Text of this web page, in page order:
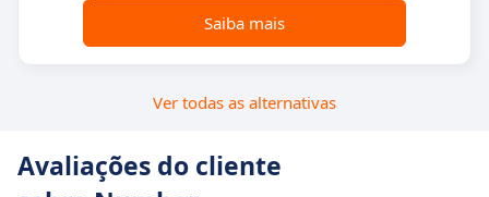
Saiba mais
Ver todas as alternativas
Avaliações do cliente